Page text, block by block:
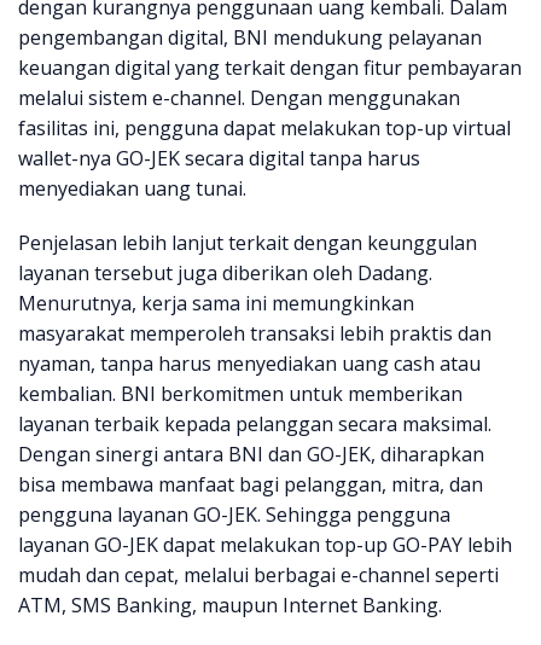
dengan kurangnya penggunaan uang kembali. Dalam
pengembangan digital, BNI mendukung pelayanan
keuangan digital yang terkait dengan fitur pembayaran
melalui sistem e-channel. Dengan menggunakan
fasilitas ini, pengguna dapat melakukan top-up virtual
wallet-nya GO-JEK secara digital tanpa harus
menyediakan uang tunai.
Penjelasan lebih lanjut terkait dengan keunggulan
layanan tersebut juga diberikan oleh Dadang.
Menurutnya, kerja sama ini memungkinkan
masyarakat memperoleh transaksi lebih praktis dan
nyaman, tanpa harus menyediakan uang cash atau
kembalian. BNI berkomitmen untuk memberikan
layanan terbaik kepada pelanggan secara maksimal.
Dengan sinergi antara BNI dan GO-JEK, diharapkan
bisa membawa manfaat bagi pelanggan, mitra, dan
pengguna layanan GO-JEK. Sehingga pengguna
layanan GO-JEK dapat melakukan top-up GO-PAY lebih
mudah dan cepat, melalui berbagai e-channel seperti
ATM, SMS Banking, maupun Internet Banking.